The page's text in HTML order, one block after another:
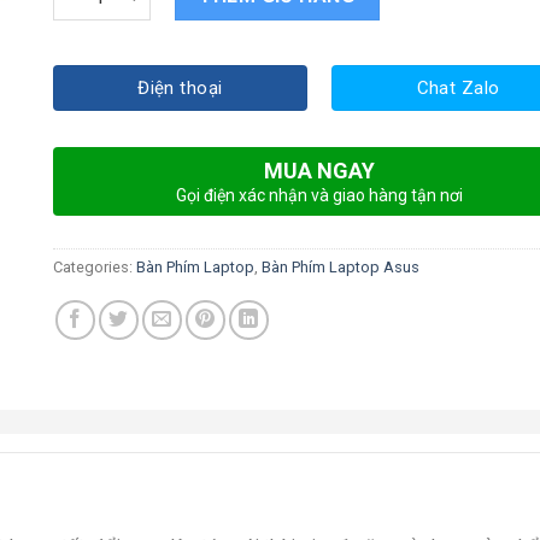
Điện thoại Chat Zalo
MUA NGAY
Gọi điện xác nhận và giao hàng tận nơi
Categories: Bàn Phím Laptop Bàn Phím Laptop Asus